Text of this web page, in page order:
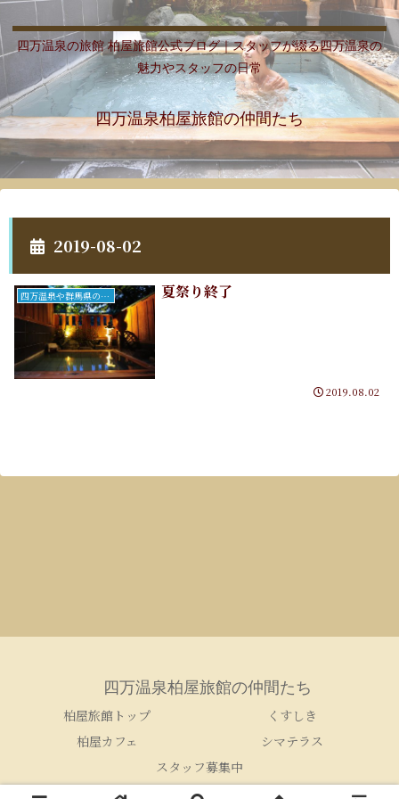
四万温泉の旅館 柏屋旅館公式ブログ｜スタッフが綴る四万温泉の
魅力やスタッフの日常
四万温泉柏屋旅館の仲間たち
2019-08-02
四万温泉や群馬県のこと 夏祭り終了
2019.08.02
四万温泉柏屋旅館の仲間たち
柏屋旅館トップ
くすしき
柏屋カフェ
シマテラス
スタッフ募集中